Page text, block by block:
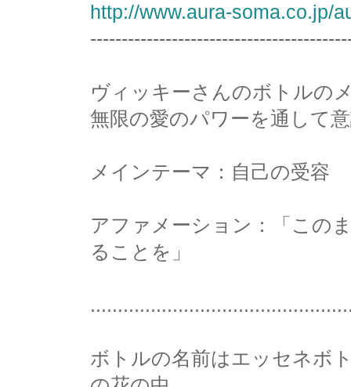
http://www.aura-soma.co.jp/
ヴィッキーさんのボトルの
無限の愛のパワーを通して
メインテーマ：自己の受容
アファメーション：「この
ることを」
ボトルの名前はエッセネボ